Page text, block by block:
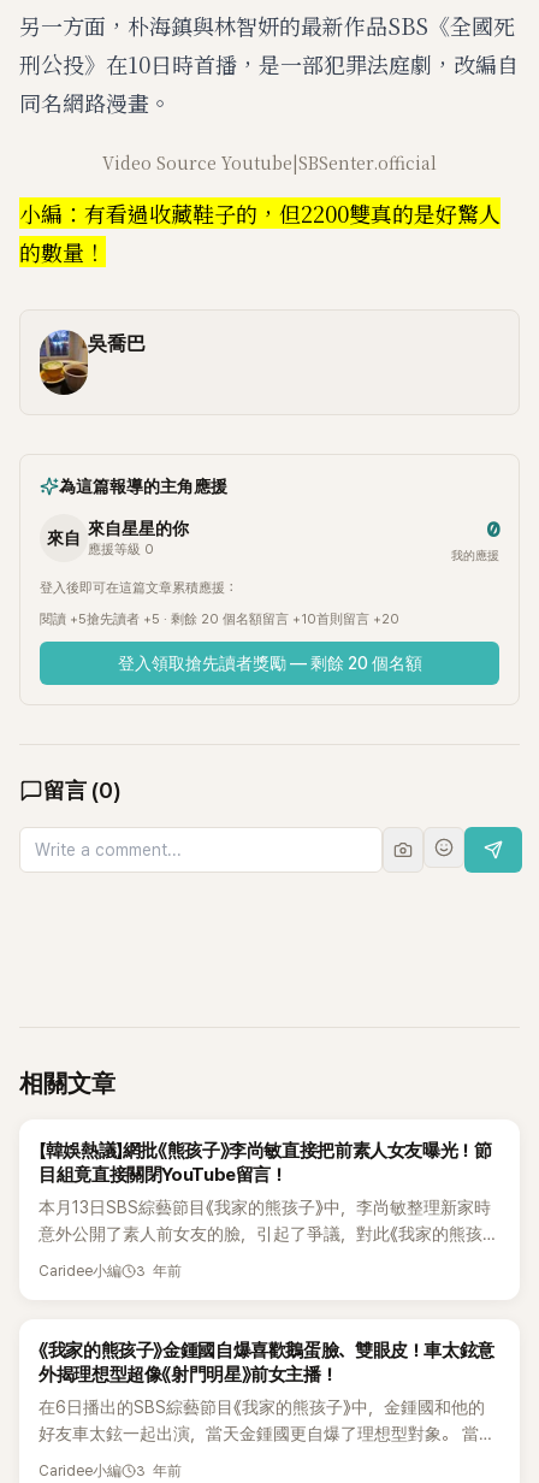
另一方面，朴海鎮與林智妍的最新作品SBS《全國死
刑公投》在10日時首播，是一部犯罪法庭劇，改編自
同名網路漫畫。
Video Source Youtube|SBSenter.official
小編：有看過收藏鞋子的，但2200雙真的是好驚人
的數量！
吳喬巴
為這篇報導的主角應援
來自 來自星星的你
應援等級 0
0
我的應援
登入後即可在這篇文章累積應援：
閱讀 +5搶先讀者 +5 · 剩餘 20 個名額留言 +10首則留言 +20
登入領取搶先讀者獎勵 — 剩餘 20 個名額
留言 (0)
相關文章
K-POP
【韓娛熱議】網批《熊孩子》李尚敏直接把前素人女友曝光！節
目組竟直接關閉YouTube留言！
本月13日SBS綜藝節目《我家的熊孩子》中，李尚敏整理新家時
意外公開了素人前女友的臉，引起了爭議，對此《我家的熊孩
子》方面卻關閉了YouTube的留言視窗。 金俊昊最近與剛搬進
示：「喜歡到借錢買大閘蟹的程度」。 在《我家的熊孩子》中，李
尚敏前女友的照片沒有打馬賽克，直接被公開。從戴著墨鏡的
昊說：「有種金喜善加金俊熙的感覺，真漂亮。」李尚敏說：「拍
得不好，但想起來非常漂亮」，透露了微妙的感情。 李尚敏說：
「6年來搬家一次都沒有發現過，這裡還有非常美好的回憶。」申
Caridee小編 3 年前
K-POP
《我家的熊孩子》金鍾國自爆喜歡鵝蛋臉、雙眼皮！車太鉉意
外揭理想型超像《射門明星》前女主播！
在6日播出的SBS綜藝節目《我家的熊孩子》中，金鍾國和他的
好友車太鉉一起出演，當天金鍾國更自爆了理想型對象。 當
天，車太鉉真心地為金鍾國尋找理想型對象， 他說：「在《射門
Caridee小編 3 年前